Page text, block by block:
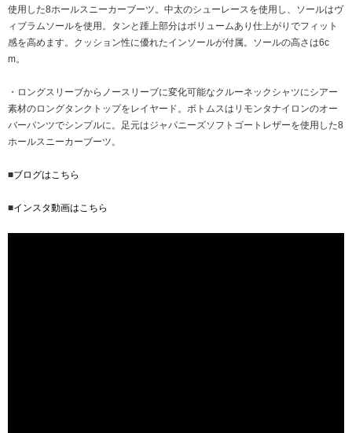
使用した8ホールスニーカーブーツ。中太のシューレースを使用し、ソールはヴ
ィブラムソールを使用。タンと踵上部分はボリュームあり仕上がりでフィット
感を高めます。クッション性に優れたインソールが付属。ソールの高さは6c
m。
・ロングスリーブからノースリーブに変化可能なクルーネックシャツにシアー
素材のロングタンクトップをレイヤード。ボトムスはリモンタナイロンのオー
バーパンツでシンプルに。足元はジャパニーズソフトゴートレザーを使用した8
ホールスニーカーブーツ。
■ブログはこちら
■インスタ動画はこちら